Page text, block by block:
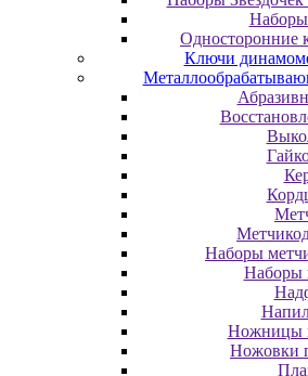
Односторонние
Ключи
Наборы
Наборы
Ножницы
Ножовки